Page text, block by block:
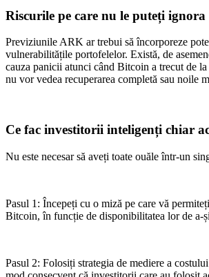
Riscurile pe care nu le puteți ignora
Previziunile ARK ar trebui să încorporeze
vulnerabilitățile portofelelor. Există, de
cauza panicii atunci când Bitcoin a trecut de
nu vor vedea recuperarea completă sau noile
Ce fac investitorii inteligenți chiar
Nu este necesar să aveți toate ouăle într-un
Pasul 1: Începeți cu o miză pe care vă
Bitcoin, în funcție de disponibilitatea lor de a-
Pasul 2: Folosiți strategia de mediere a